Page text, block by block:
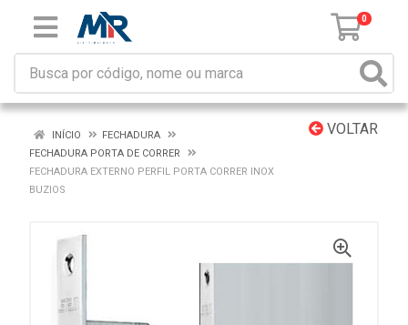
0
VOLTAR
INÍCIO
FECHADURA
FECHADURA PORTA DE CORRER
FECHADURA EXTERNO PERFIL PORTA CORRER INOX
BUZIOS